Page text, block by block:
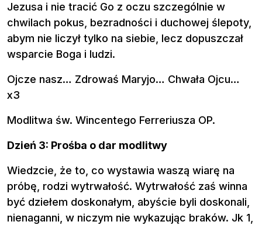
Jezusa i nie tracić Go z oczu szczególnie w
chwilach pokus, bezradności i duchowej ślepoty,
abym nie liczył tylko na siebie, lecz dopuszczał
wsparcie Boga i ludzi.
Ojcze nasz… Zdrowaś Maryjo… Chwała Ojcu…
x3
Modlitwa św. Wincentego Ferreriusza OP.
Dzień 3: Prośba o dar modlitwy
Wiedzcie, że to, co wystawia waszą wiarę na
próbę, rodzi wytrwałość. Wytrwałość zaś winna
być dziełem doskonałym, abyście byli doskonali,
nienaganni, w niczym nie wykazując braków. Jk 1,